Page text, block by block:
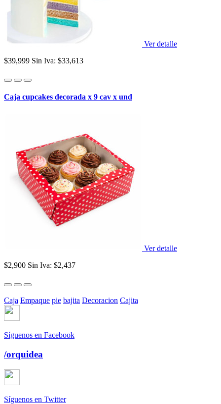
Ver detalle
$39,999 Sin Iva: $33,613
Caja cupcakes decorada x 9 cav x und
Ver detalle
$2,900 Sin Iva: $2,437
Caja Empaque pie bajita Decoracion Cajita
Síguenos en Facebook
/orquidea
Síguenos en Twitter